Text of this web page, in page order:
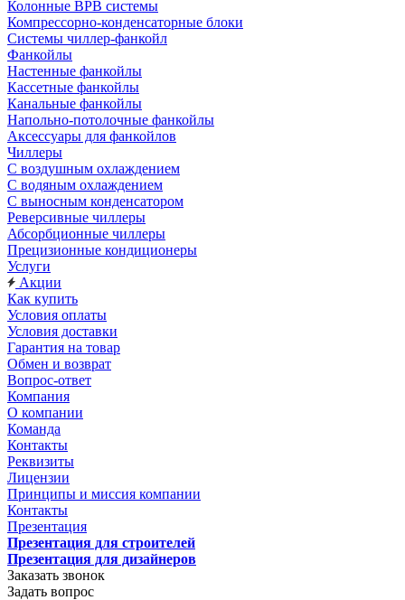
Колонные ВРВ системы
Компрессорно-конденсаторные блоки
Системы чиллер-фанкойл
Фанкойлы
Настенные фанкойлы
Кассетные фанкойлы
Канальные фанкойлы
Напольно-потолочные фанкойлы
Аксессуары для фанкойлов
Чиллеры
С воздушным охлаждением
С водяным охлаждением
С выносным конденсатором
Реверсивные чиллеры
Абсорбционные чиллеры
Прецизионные кондиционеры
Услуги
Акции
Как купить
Условия оплаты
Условия доставки
Гарантия на товар
Обмен и возврат
Вопрос-ответ
Компания
О компании
Команда
Контакты
Реквизиты
Лицензии
Принципы и миссия компании
Контакты
Презентация
Презентация для строителей
Презентация для дизайнеров
Заказать звонок
Задать вопрос